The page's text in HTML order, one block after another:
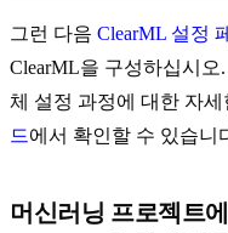
그런 다음 ClearML 설정
ClearML을 구성하십시오
체 설정 과정에 대한 자세
드에서 확인할 수 있습니
머신러닝 프로젝트